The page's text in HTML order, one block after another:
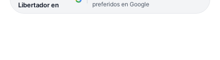
Libertador en
preferidos en Google